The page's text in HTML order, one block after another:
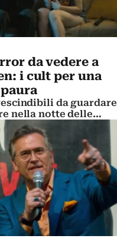
da vedere a
i cult per una
da guardare
nella notte delle